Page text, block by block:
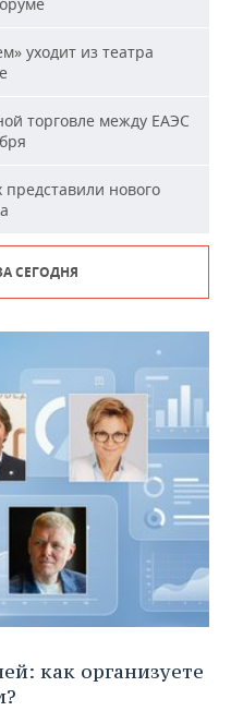
уходит из театра
торговле между ЕАЭС
нового
СЕГОДНЯ
как организуете